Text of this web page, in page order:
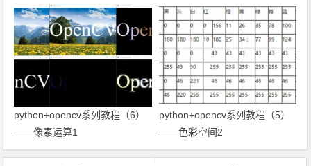
python+opencv系列教程（6）
——像素运算1
python+opencv系列教程（5）
——色彩空间2